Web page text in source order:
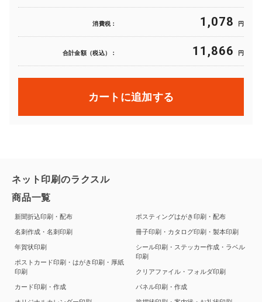
消費税： 1,078 円
合計金額（税込）： 11,866 円
カートに追加する
ネット印刷のラクスル
商品一覧
新聞折込印刷・配布
名刺作成・名刺印刷
年賀状印刷
ポストカード印刷・はがき印刷・厚紙
印刷
カード印刷・作成
ポスティングはがき印刷・配布
冊子印刷・カタログ印刷・製本印刷
シール印刷・ステッカー作成・ラベル
印刷
クリアファイル・フォルダ印刷
パネル印刷・作成